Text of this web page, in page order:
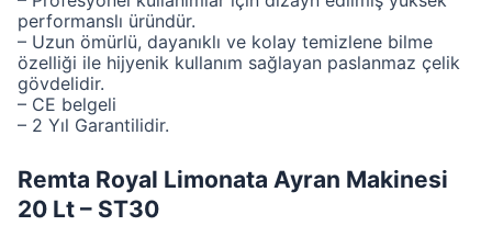
performanslı üründür.
– Uzun ömürlü, dayanıklı ve kolay temizlene bilme
özelliği ile hijyenik kullanım sağlayan paslanmaz çelik
gövdelidir.
– CE belgeli
– 2 Yıl Garantilidir.
Remta Royal Limonata Ayran Makinesi
20 Lt – ST30